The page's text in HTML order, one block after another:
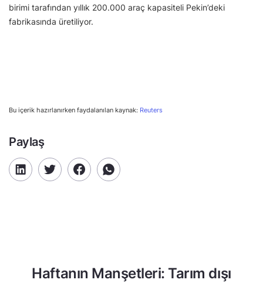
birimi tarafından yıllık 200.000 araç kapasiteli Pekin’deki
fabrikasında üretiliyor.
Bu içerik hazırlanırken faydalanılan kaynak: Reuters
Paylaş
Haftanın Manşetleri: Tarım dışı